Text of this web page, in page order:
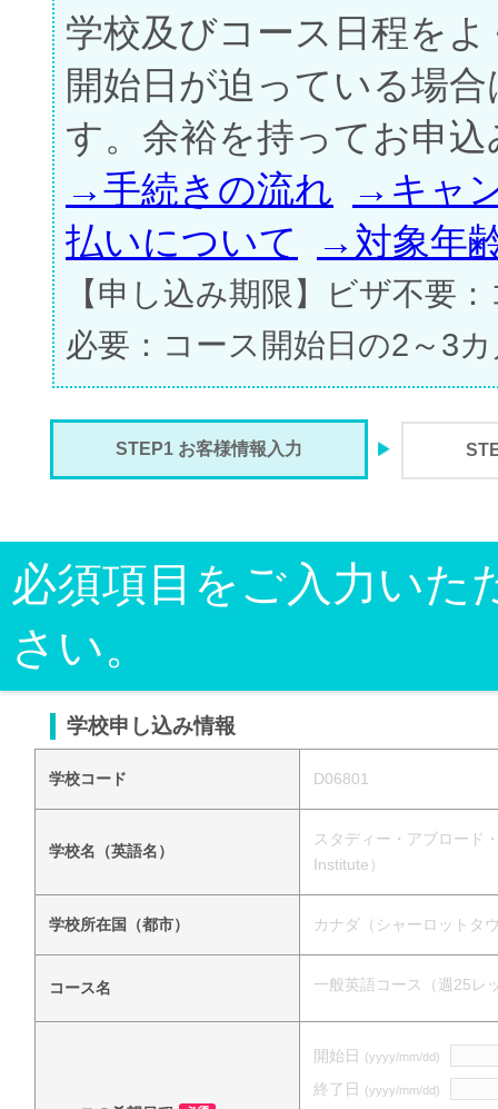
学校及びコース日程を
開始日が迫っている場
す。余裕を持ってお申
→手続きの流れ
→キャ
払いについて
→対象年
【申し込み期限】ビザ不要
必要：コース開始日の2～3
STEP1 お客様情報入力
必須項目をご入力いた
さい。
学校申し込み情報
学校コード D06801
学校名（英語名）
スタディー・アブロード
Institute）
学校所在国（都市） カナダ（シャーロットタ
コース名 一般英語コース（週25レ
開始日 (yyyy/mm/dd)
終了日 (yyyy/mm/dd)